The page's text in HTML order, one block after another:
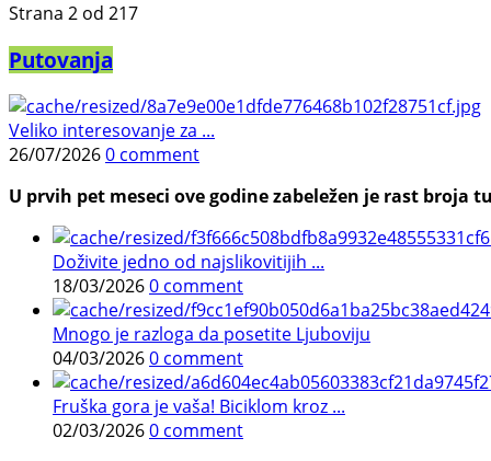
Strana 2 od 217
Putovanja
Veliko interesovanje za ...
26/07/20260 comment
U prvih pet meseci ove godine zabeležen je rast
Doživite jedno od najslikovitijih ...
18/03/20260 comment
Mnogo je razloga da posetite Ljuboviju
04/03/20260 comment
Fruška gora je vaša! Biciklom kroz ...
02/03/20260 comment